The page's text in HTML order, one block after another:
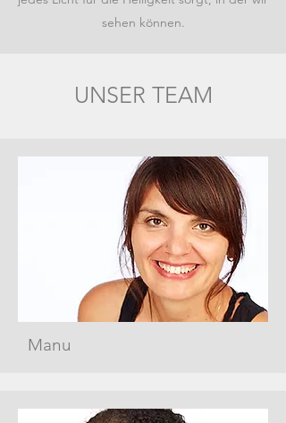
sehen können.
UNSER TEAM
Manu